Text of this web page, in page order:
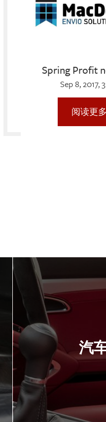
Spring Profit
Sep 8, 2017,
阅读更多
汽